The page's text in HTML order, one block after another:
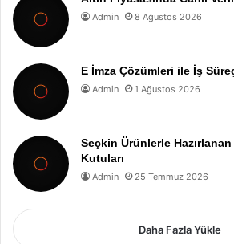
Admin 8 Ağustos 2026
E İmza Çözümleri ile İş
Admin 1 Ağustos 2026
Seçkin Ürünlerle
Kutuları
Admin 25 Temmuz 2026
Daha Fazla Yükle